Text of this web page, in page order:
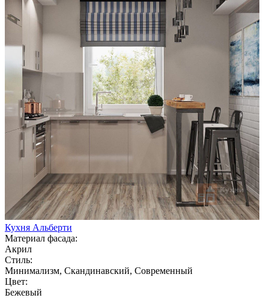
Кухня Альберти
Материал фасада:
Акрил
Стиль:
Минимализм, Скандинавский, Современный
Цвет:
Бежевый